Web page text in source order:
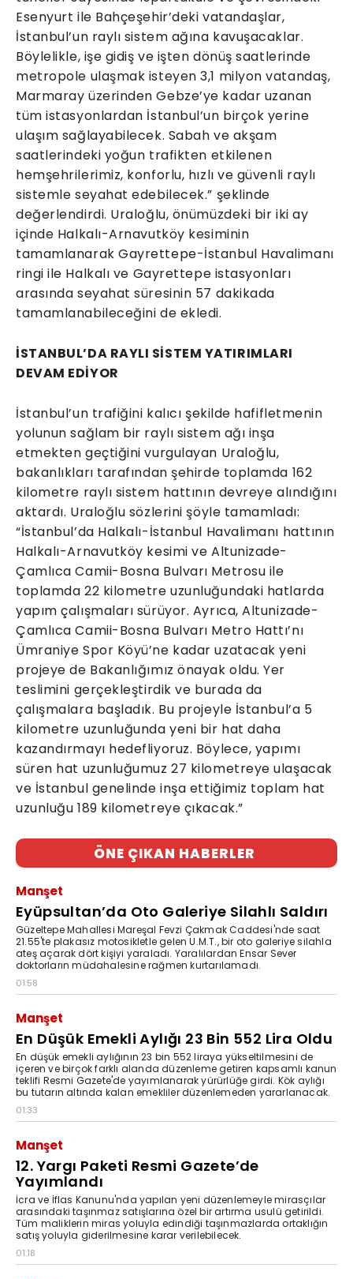
Esenyurt ile Bahçeşehir’deki vatandaşlar,
İstanbul’un raylı sistem ağına kavuşacaklar.
Böylelikle, işe gidiş ve işten dönüş saatlerinde
metropole ulaşmak isteyen 3,1 milyon vatandaş,
Marmaray üzerinden Gebze’ye kadar uzanan
tüm istasyonlardan İstanbul’un birçok yerine
ulaşım sağlayabilecek. Sabah ve akşam
saatlerindeki yoğun trafikten etkilenen
hemşehrilerimiz, konforlu, hızlı ve güvenli raylı
sistemle seyahat edebilecek.” şeklinde
değerlendirdi. Uraloğlu, önümüzdeki bir iki ay
içinde Halkalı-Arnavutköy kesiminin
tamamlanarak Gayrettepe-İstanbul Havalimanı
ringi ile Halkalı ve Gayrettepe istasyonları
arasında seyahat süresinin 57 dakikada
tamamlanabileceğini de ekledi.
İSTANBUL’DA RAYLI SİSTEM YATIRIMLARI
DEVAM EDİYOR
İstanbul’un trafiğini kalıcı şekilde hafifletmenin
yolunun sağlam bir raylı sistem ağı inşa
etmekten geçtiğini vurgulayan Uraloğlu,
bakanlıkları tarafından şehirde toplamda 162
kilometre raylı sistem hattının devreye alındığını
aktardı. Uraloğlu sözlerini şöyle tamamladı:
“İstanbul’da Halkalı-İstanbul Havalimanı hattının
Halkalı-Arnavutköy kesimi ve Altunizade-
Çamlıca Camii-Bosna Bulvarı Metrosu ile
toplamda 22 kilometre uzunluğundaki hatlarda
yapım çalışmaları sürüyor. Ayrıca, Altunizade-
Çamlıca Camii-Bosna Bulvarı Metro Hattı’nı
Ümraniye Spor Köyü’ne kadar uzatacak yeni
projeye de Bakanlığımız önayak oldu. Yer
teslimini gerçekleştirdik ve burada da
çalışmalara başladık. Bu projeyle İstanbul’a 5
kilometre uzunluğunda yeni bir hat daha
kazandırmayı hedefliyoruz. Böylece, yapımı
süren hat uzunluğumuz 27 kilometreye ulaşacak
ve İstanbul genelinde inşa ettiğimiz toplam hat
uzunluğu 189 kilometreye çıkacak.”
ÖNE ÇIKAN HABERLER
Manşet
Eyüpsultan’da Oto Galeriye Silahlı Saldırı
Güzeltepe Mahallesi Mareşal Fevzi Çakmak Caddesi'nde saat
21.55'te plakasız motosikletle gelen U.M.T., bir oto galeriye silahla
ateş açarak dört kişiyi yaraladı. Yaralılardan Ensar Sever
doktorların müdahalesine rağmen kurtarılamadı.
01:58
Manşet
En Düşük Emekli Aylığı 23 Bin 552 Lira Oldu
En düşük emekli aylığının 23 bin 552 liraya yükseltilmesini de
içeren ve birçok farklı alanda düzenleme getiren kapsamlı kanun
teklifi Resmi Gazete'de yayımlanarak yürürlüğe girdi. Kök aylığı
bu tutarın altında kalan emekliler düzenlemeden yararlanacak.
01:33
Manşet
12. Yargı Paketi Resmi Gazete’de
Yayımlandı
İcra ve İflas Kanunu'nda yapılan yeni düzenlemeyle mirasçılar
arasındaki taşınmaz satışlarına özel bir artırma usulü getirildi.
Tüm maliklerin miras yoluyla edindiği taşınmazlarda ortaklığın
satış yoluyla giderilmesine karar verilebilecek.
01:18